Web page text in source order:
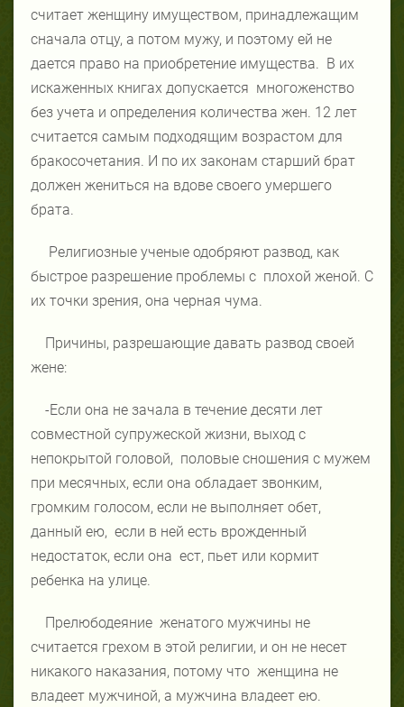
считает женщину имуществом, принадлежащим
сначала отцу, а потом мужу, и поэтому ей не
дается право на приобретение имущества. В их
искаженных книгах допускается многоженство
без учета и определения количества жен. 12 лет
считается самым подходящим возрастом для
бракосочетания. И по их законам старший брат
должен жениться на вдове своего умершего
брата.
Религиозные ученые одобряют развод, как
быстрое разрешение проблемы с плохой женой. С
их точки зрения, она черная чума.
Причины, разрешающие давать развод своей
жене:
-Если она не зачала в течение десяти лет
совместной супружеской жизни, выход с
непокрытой головой, половые сношения с мужем
при месячных, если она обладает звонким,
громким голосом, если не выполняет обет,
данный ею, если в ней есть врожденный
недостаток, если она ест, пьет или кормит
ребенка на улице.
Прелюбодеяние женатого мужчины не
считается грехом в этой религии, и он не несет
никакого наказания, потому что женщина не
владеет мужчиной, а мужчина владеет ею.